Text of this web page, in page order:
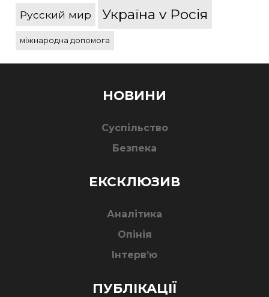
Русский мир Україна v Росія
міжнародна допомога
НОВИНИ
Суспільство
Безпека
ЕКСКЛЮЗИВ
Аналітика
Опінія
Інтерв’ю
ПУБЛІКАЦІЇ